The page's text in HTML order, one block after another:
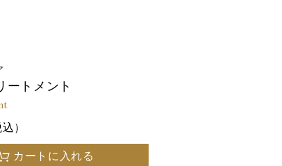
ートメント
）
カートに入れる